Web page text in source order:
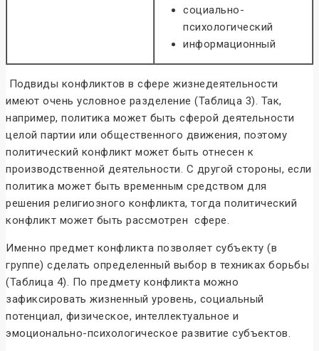
социально-
психологический
информационный
Подвиды конфликтов в сфере жизнедеятельности
имеют очень условное разделение (Таблица 3). Так,
например, политика может быть сферой деятельности
целой партии или общественного движения, поэтому
политический конфликт может быть отнесен к
производственной деятельности. С другой стороны, если
политика может быть временным средством для
решения религиозного конфликта, тогда политический
конфликт может быть рассмотрен сфере.
Именно предмет конфликта позволяет субъекту (в
группе) сделать определенный выбор в техниках борьбы
(Таблица 4). По предмету конфликта можно
зафиксировать жизненный уровень, социальный
потенциал, физическое, интеллектуальное и
эмоционально-психологическое развитие субъектов.